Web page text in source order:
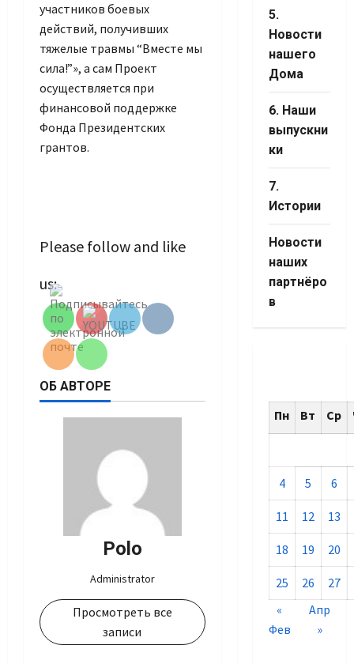
участников боевых
действий, получивших
тяжелые травмы “Вместе мы
сила!”», а сам Проект
осуществляется при
финансовой поддержке
Фонда Президентских
грантов.
Please follow and like
us:Channel ID
ОБ АВТОРЕ
Polo
Administrator
Просмотреть все
записи
5.
Новости
нашего
Дома
6. Наши
выпускни
ки
7.
Истории
Новости
наших
партнёро
в
Пн Вт Ср
4 5 6
11 12 13
18 19 20
25 26 27
«
Фев
Апр
»